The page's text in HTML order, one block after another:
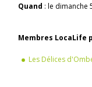
Quand : le dimanche
Membres LocaLife
Les Délices